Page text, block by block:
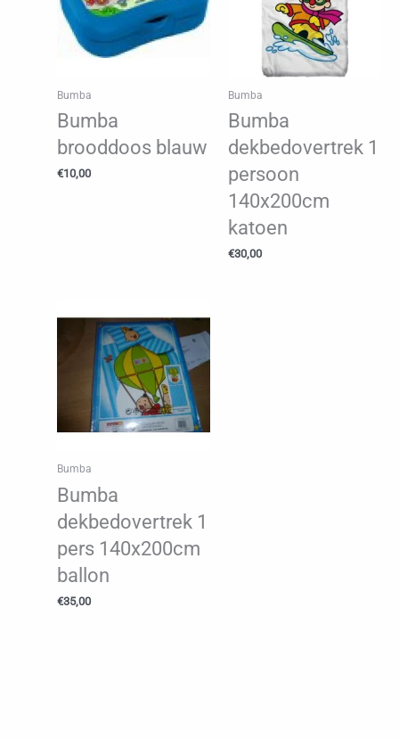
Bumba
Bumba
brooddoos blauw
€10,00
Bumba
Bumba
dekbedovertrek 1
persoon
140x200cm
katoen
€30,00
Bumba
Bumba
dekbedovertrek 1
pers 140x200cm
ballon
€35,00